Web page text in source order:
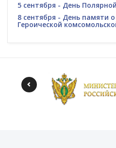
5 сентября - День
8 сентября - День памяти
Героической